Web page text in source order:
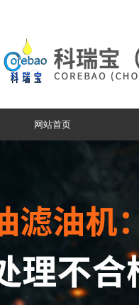
网站首页